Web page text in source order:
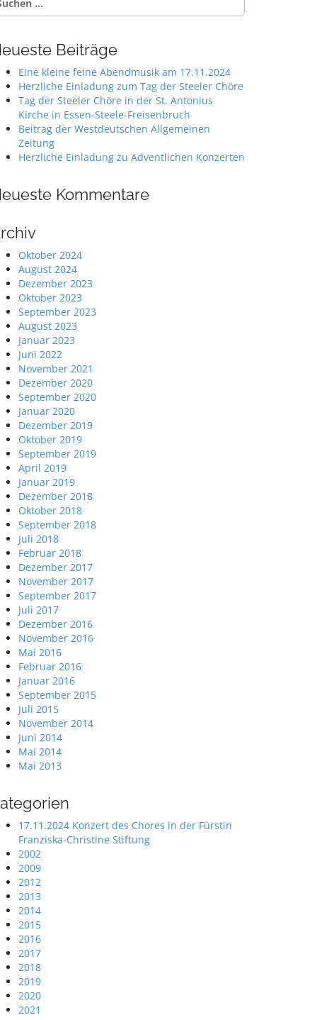
Beiträge
Eine kleine feine Abendmusik am 17.11.2024
Herzliche Einladung zum Tag der Steeler Chöre
Tag der Steeler Chöre in der St. Antonius
Kirche in Essen-Steele-Freisenbruch
Beitrag der Westdeutschen Allgemeinen
Zeitung
Herzliche Einladung zu Adventlichen Konzerten
Kommentare
Oktober 2024
August 2024
Dezember 2023
Oktober 2023
September 2023
August 2023
Januar 2023
Juni 2022
November 2021
Dezember 2020
September 2020
Januar 2020
Dezember 2019
Oktober 2019
September 2019
April 2019
Januar 2019
Dezember 2018
Oktober 2018
September 2018
Juli 2018
Februar 2018
Dezember 2017
November 2017
September 2017
Juli 2017
Dezember 2016
November 2016
Mai 2016
Februar 2016
Januar 2016
September 2015
Juli 2015
November 2014
Juni 2014
Mai 2014
Mai 2013
17.11.2024 Konzert des Chores in der Fürstin
Franziska-Christine Stiftung
2002
2009
2012
2013
2014
2015
2016
2017
2018
2019
2020
2021